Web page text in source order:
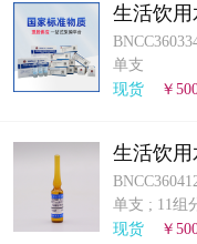
生活饮
皿计数法
单支
现货
￥
生活饮
品（多管
单支 ; 11组
现货
￥
微生物检测/质
定制标物
定制仪器
计量课堂